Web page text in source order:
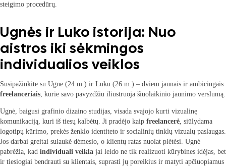
steigimo procedūrų.
Ugnės ir Luko istorija: Nuo
aistros iki sėkmingos
individualios veiklos
Susipažinkite su Ugne (24 m.) ir Luku (26 m.) – dviem jaunais ir ambicingais
freelanceriais, kurie savo pavyzdžiu iliustruoja šiuolaikinio jaunimo verslumą.
Ugnė, baigusi grafinio dizaino studijas, visada svajojo kurti vizualinę
komunikaciją, kuri iš tiesų kalbėtų. Ji pradėjo kaip freelancerė, siūlydama
logotipų kūrimo, prekės ženklo identiteto ir socialinių tinklų vizualų paslaugas.
Jos darbai greitai sulaukė dėmesio, o klientų ratas nuolat plėtėsi. Ugnė
pabrėžia, kad individuali veikla jai leido ne tik realizuoti kūrybines idėjas, bet
ir tiesiogiai bendrauti su klientais, suprasti jų poreikius ir matyti apčiuopiamus